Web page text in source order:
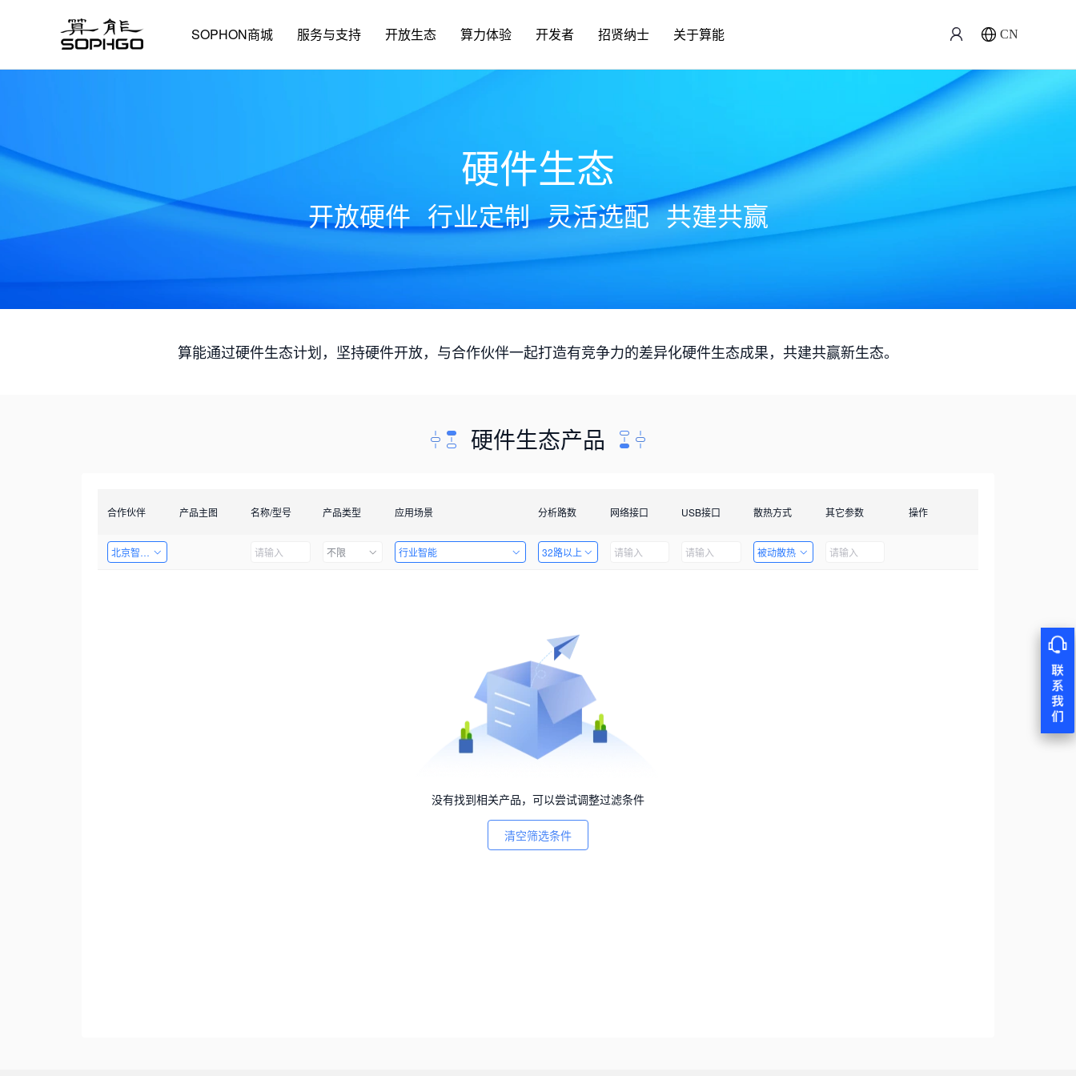
SOPHON商城 服务与支持 开放生态 算力体验 开发者 招贤纳士 关于算能 CN
硬件生态
开放硬件 行业定制 灵活选配 共建共赢
算能通过硬件生态计划，坚持硬件开放，与合作伙伴一起打造有竞争力的差异化硬件生态成果，共建共赢新生态。
硬件生态产品
合作伙伴 产品主图 名称/型号 产品类型 应用场景 分析路数 网络接口 USB接口 散热方式 其它参数 操作
北京智启图瞳科技有限公司 不限 行业智能 32路以上 被动散热
没有找到相关产品，可以尝试调整过滤条件
清空筛选条件